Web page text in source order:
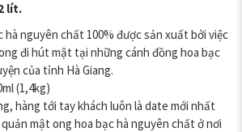
lít.
hà nguyên chất 100% được sản xuất bởi việc
đi hút mật tại những cánh đồng hoa bạc
của tỉnh Hà Giang.
(1,4kg)
hàng tới tay khách luôn là date mới nhất
mật ong hoa bạc hà nguyên chất ở nơi